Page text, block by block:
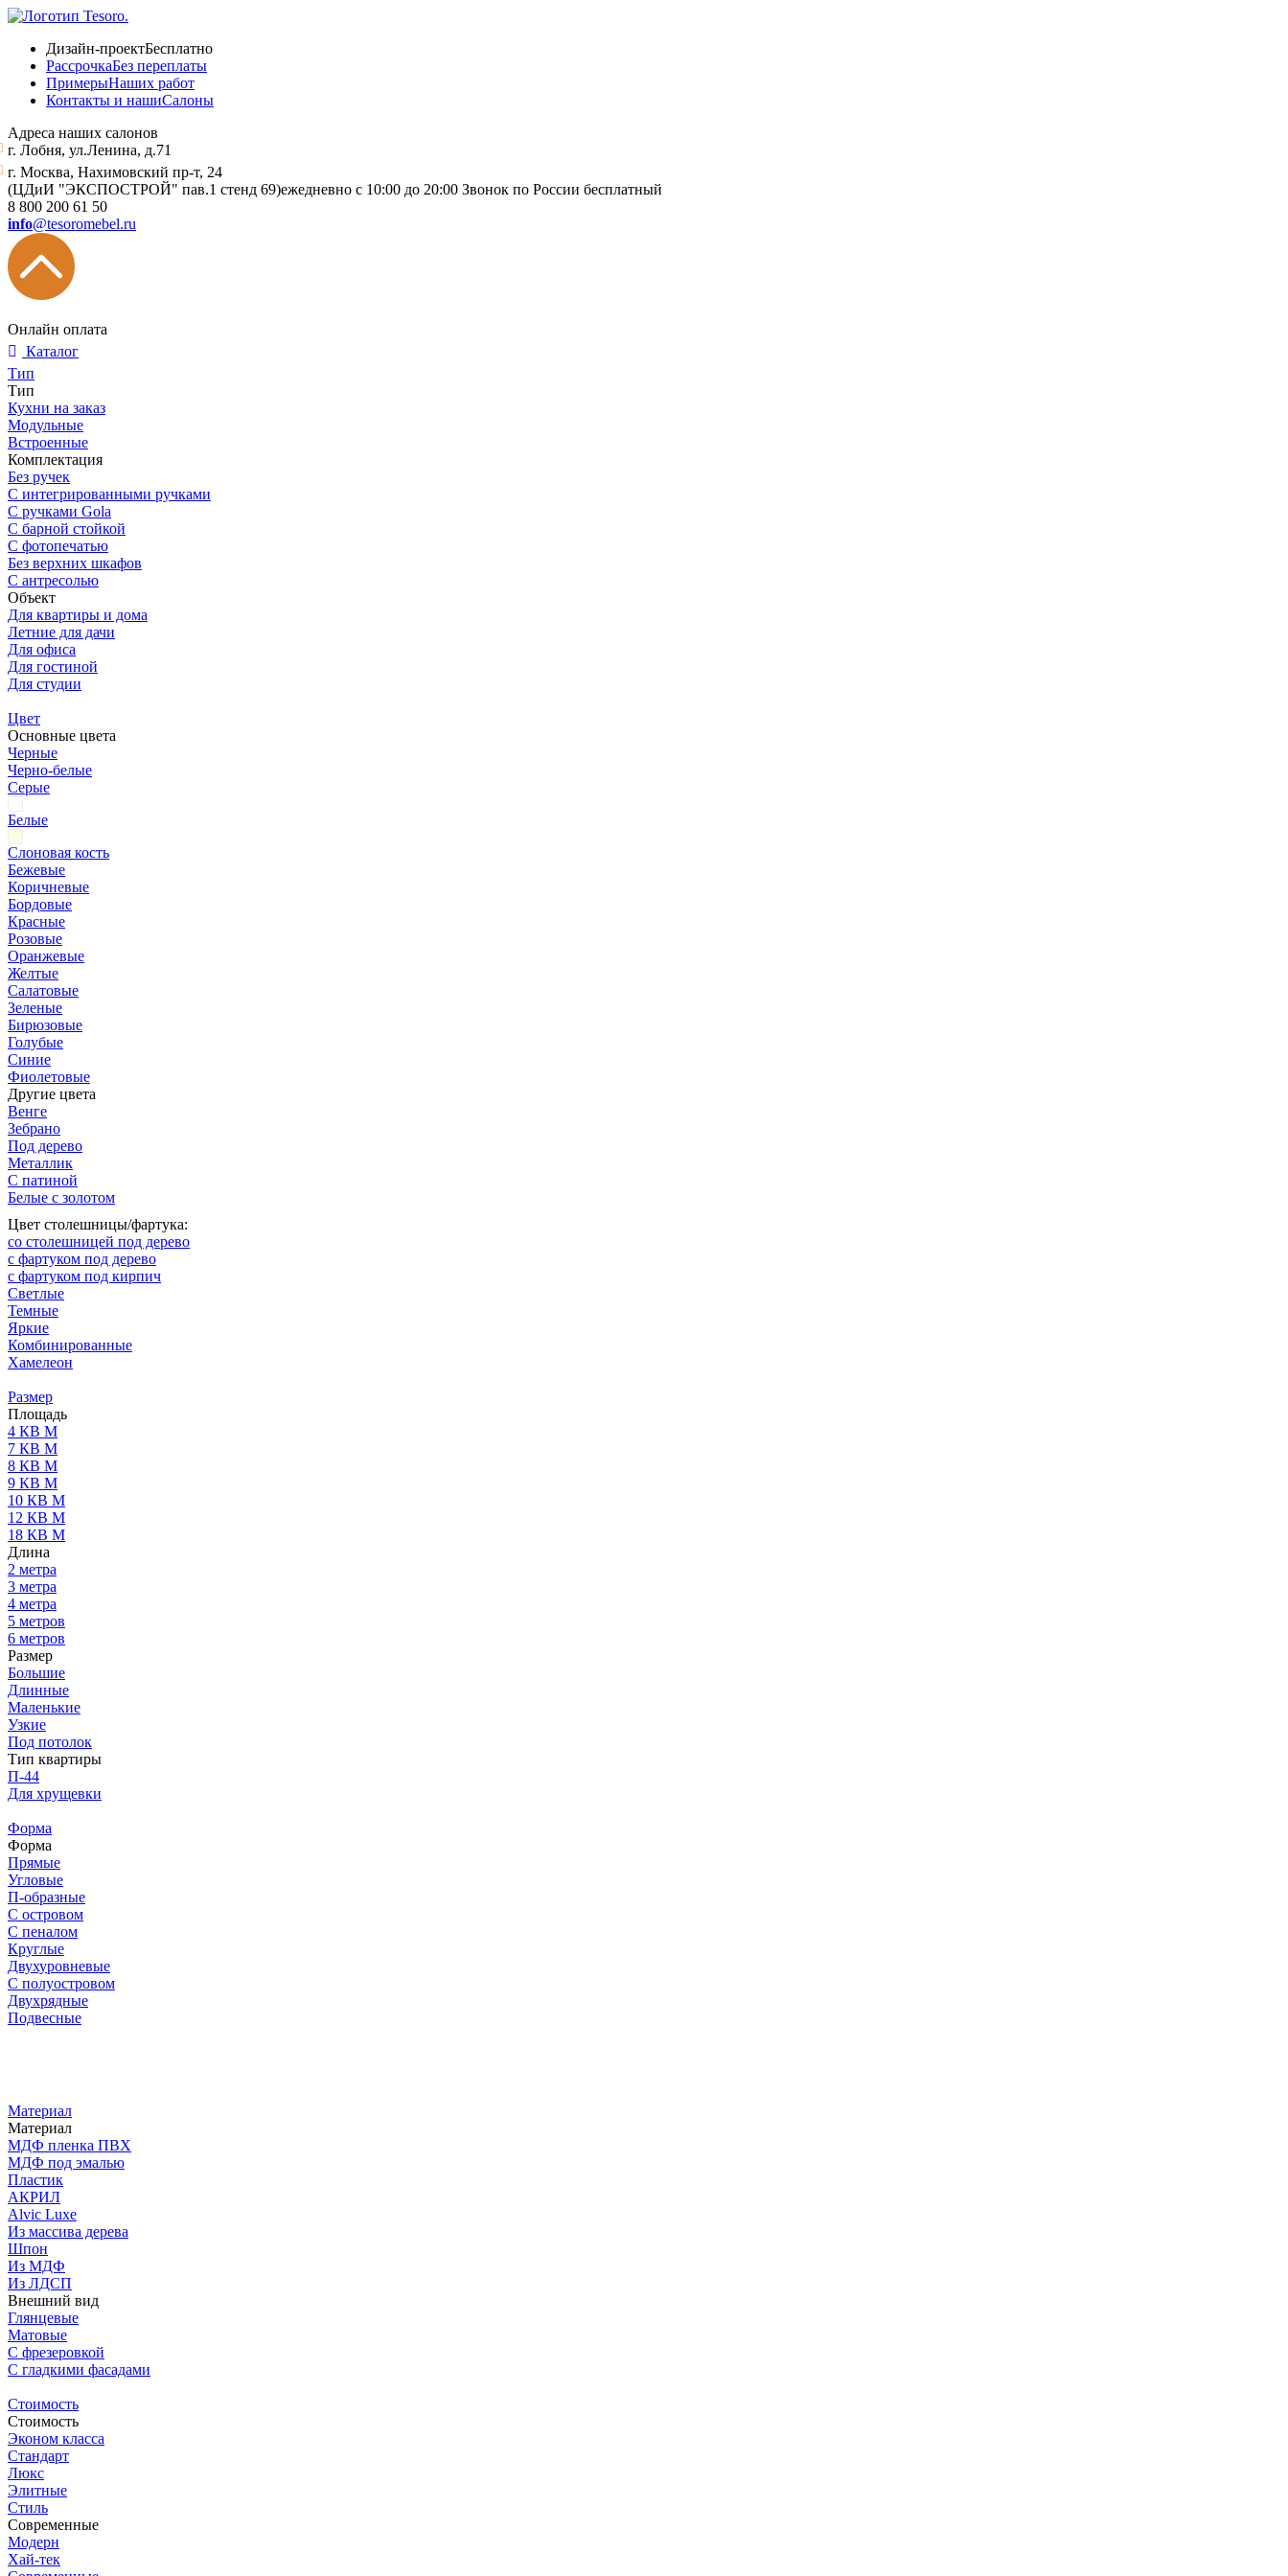
Дизайн-проектБесплатно
РассрочкаБез переплаты
ПримерыНаших работ
Контакты и нашиСалоны
Адреса наших салонов
г. Лобня, ул.Ленина, д.71
г. Москва, Нахимовский пр-т, 24
(ЦДиИ "ЭКСПОСТРОЙ" пав.1 стенд 69)ежедневно с 10:00 до 20:00 Звонок по России бесплатный
8 800 200 61 50
info@tesoromebel.ru
Онлайн оплата
Каталог
Тип
Тип
Кухни на заказ
Модульные
Встроенные
Комплектация
Без ручек
С интегрированными ручками
С ручками Gola
С барной стойкой
С фотопечатью
Без верхних шкафов
С антресолью
Объект
Для квартиры и дома
Летние для дачи
Для офиса
Для гостиной
Для студии
Цвет
Основные цвета
Черные
Черно-белые
Серые
Белые
Слоновая кость
Бежевые
Коричневые
Бордовые
Красные
Розовые
Оранжевые
Желтые
Салатовые
Зеленые
Бирюзовые
Голубые
Синие
Фиолетовые
Другие цвета
Венге
Зебрано
Под дерево
Металлик
С патиной
Белые с золотом
Цвет столешницы/фартука:
со столешницей под дерево
с фартуком под дерево
с фартуком под кирпич
Светлые
Темные
Яркие
Комбинированные
Хамелеон
Размер
Площадь
4 КВ М
7 КВ М
8 КВ М
9 КВ М
10 КВ М
12 КВ М
18 КВ М
Длина
2 метра
3 метра
4 метра
5 метров
6 метров
Размер
Большие
Длинные
Маленькие
Узкие
Под потолок
Тип квартиры
П-44
Для хрущевки
Форма
Форма
Прямые
Угловые
П-образные
С островом
С пеналом
Круглые
Двухуровневые
С полуостровом
Двухрядные
Подвесные
Материал
Материал
МДФ пленка ПВХ
МДФ под эмалью
Пластик
АКРИЛ
Alvic Luxe
Из массива дерева
Шпон
Из МДФ
Из ЛДСП
Внешний вид
Глянцевые
Матовые
С фрезеровкой
C гладкими фасадами
Стоимость
Стоимость
Эконом класса
Стандарт
Люкс
Элитные
Стиль
Современные
Модерн
Хай-тек